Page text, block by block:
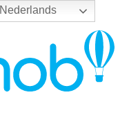
Nederlands